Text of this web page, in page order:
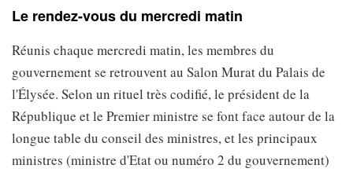
Le rendez-vous du mercredi matin
Réunis chaque mercredi matin, les membres du
gouvernement se retrouvent au Salon Murat du Palais de
l'Élysée. Selon un rituel très codifié, le président de la
République et le Premier ministre se font face autour de la
longue table du conseil des ministres, et les principaux
ministres (ministre d'Etat ou numéro 2 du gouvernement)